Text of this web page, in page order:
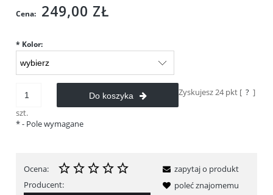
Cena: 249,00 ZŁ
* Kolor:
szt.
Do koszyka Zyskujesz24pkt [ ? ]
*- Pole wymagane
Ocena:
Producent:
zapytaj o produkt
poleć znajomemu